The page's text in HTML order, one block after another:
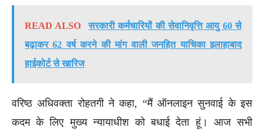
READ ALSO
सरकारी कर्मचारियों की सेवानिवृत्ति आयु 60 से
बढ़ाकर 62 वर्ष करने की मांग वाली जनहित याचिका इलाहाबाद
हाईकोर्ट से खारिज
वरिष्ठ अधिवक्ता रोहतगी ने कहा, “मैं ऑनलाइन सुनवाई के इस
कदम के लिए मुख्य न्यायाधीश को बधाई देता हूं। आज सभी